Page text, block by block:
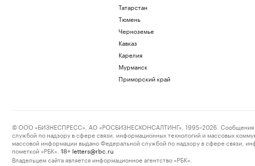
Татарстан
Тюмень
Черноземье
Кавказ
Карелия
Мурманск
Приморский край
© ООО «БИЗНЕСПРЕСС», АО «РОСБИЗНЕСКОНСАЛТИНГ», 1995–2026. Сообщения и
службой по надзору в сфере связи, информационных технологий и массовых
массовой информации выдано Федеральной службой по надзору в сфере связи,
пометкой «РБК».
18+ letters@rbc.ru
Владельцем сайта является информационное агентство «РБК».